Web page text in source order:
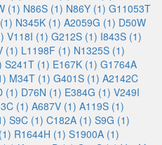
(1) N86S (1) N86Y (1) G11053T
N345K (1) A2059G (1) D50W
V118I (1) G212S (1) I843S (1)
(1) L1198F (1) N1325S (1)
S241T (1) E167K (1) G1764A
M34T (1) G401S (1) A2142C
(1) D76N (1) E384G (1) V249I
(1) A687V (1) A119S (1)
S9C (1) C182A (1) S9G (1)
R1644H (1) S1900A (1)